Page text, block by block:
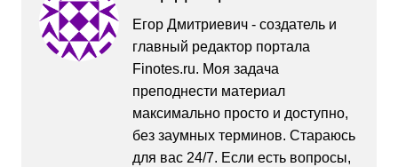
Егор Дмитриевич - создатель и
главный редактор портала
Finotes.ru. Моя задача
преподнести материал
максимально просто и доступно,
без заумных терминов. Стараюсь
для вас 24/7. Если есть вопросы,